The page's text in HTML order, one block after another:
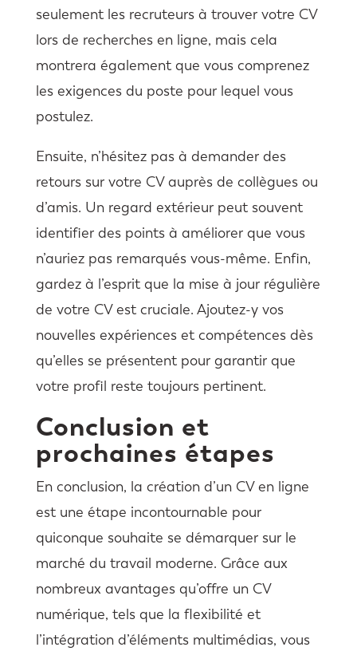
seulement les recruteurs à trouver votre CV
lors de recherches en ligne, mais cela
montrera également que vous comprenez
les exigences du poste pour lequel vous
postulez.
Ensuite, n’hésitez pas à demander des
retours sur votre CV auprès de collègues ou
d’amis. Un regard extérieur peut souvent
identifier des points à améliorer que vous
n’auriez pas remarqués vous-même. Enfin,
gardez à l’esprit que la mise à jour régulière
de votre CV est cruciale. Ajoutez-y vos
nouvelles expériences et compétences dès
qu’elles se présentent pour garantir que
votre profil reste toujours pertinent.
Conclusion et
prochaines étapes
En conclusion, la création d’un CV en ligne
est une étape incontournable pour
quiconque souhaite se démarquer sur le
marché du travail moderne. Grâce aux
nombreux avantages qu’offre un CV
numérique, tels que la flexibilité et
l’intégration d’éléments multimédias, vous